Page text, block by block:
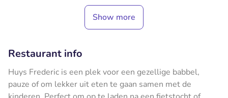
Show more
Restaurant info
Huys Frederic is een plek voor een gezellige babbel,
pauze of om lekker uit eten te gaan samen met de